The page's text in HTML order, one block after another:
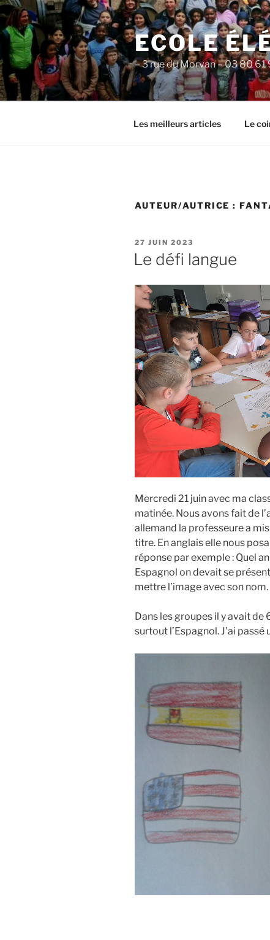
Aller
au
contenu
principal
ECOLE
– 3 rue du Morvan – 03 80
Les meilleurs articles Le
AUTEUR/AUTRICE :
PUBLIÉ
LE
27 JUIN 2023
Le défi langue
Mercredi 21 juin avec ma
matinée. Nous avons fait de
allemand la professeure a
titre. En anglais elle nous
réponse par exemple : Quel
Espagnol on devait se
mettre l’image avec son nom.
Dans les groupes il y avait de
surtout l’Espagnol. J’ai passé